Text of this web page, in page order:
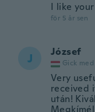
I like
för 5 år sen
J József
Gick med
Very
received
után!